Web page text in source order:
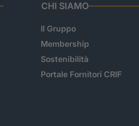
CHI SIAMO
Il Gruppo
Membership
Sostenibilità
Portale Fornitori CRIF